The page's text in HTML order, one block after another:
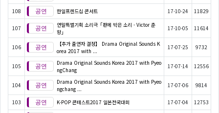
108 한일프렌드십 콘서트 17-10-24 11829
107
연말특별기획 소리극「판에 박은 소리 - Victor 춘
향」
17-10-05 11614
106
【추가 출연자 결정】 Drama Original Sounds K
orea 2017 with ...
17-07-25 9732
105
Drama Original Sounds Korea 2017 with Pyeo
ngChang
17-07-14 12556
104
Drama Original Sounds Korea 2017 with Pyeo
ngchang ...
17-07-06 9814
103 K-POP 콘테스트2017 일본전국대회 17-07-04 12753